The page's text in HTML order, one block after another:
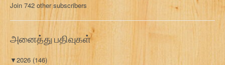
க
வ
Join 742 other subscribers
அனைத்து பதிவுகள்
▼2026 (146)